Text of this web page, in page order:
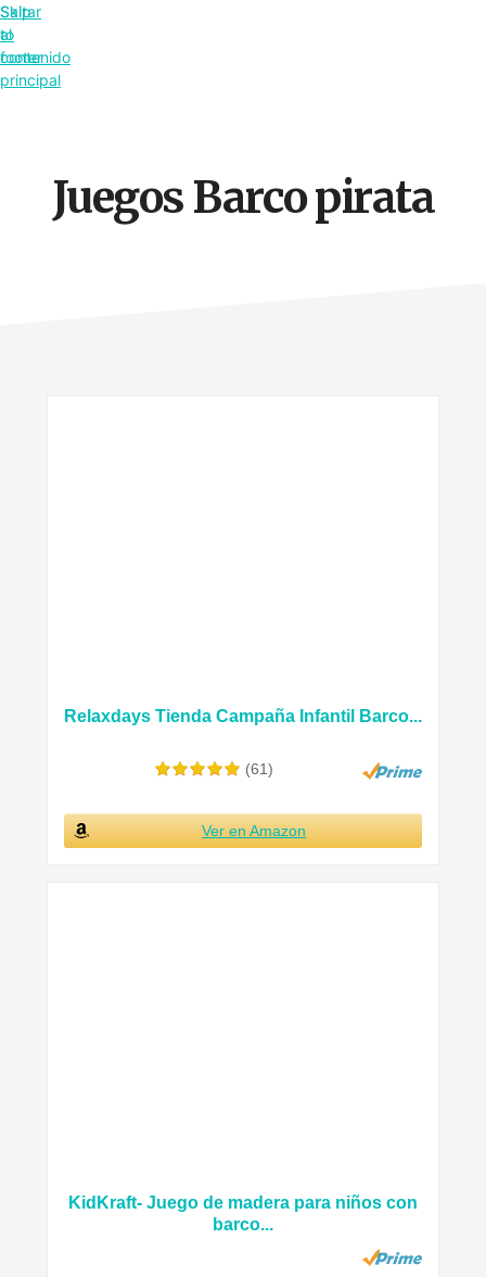
Saltar
al
contenido
principal
Skip
to
footer
Juegos Barco pirata
Relaxdays Tienda Campaña Infantil Barco...
(61)
Ver en Amazon
KidKraft- Juego de madera para niños con
barco...